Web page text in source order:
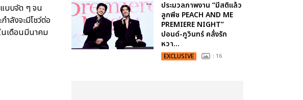
บบจัด ๆ จน
ำลังจะมีโชว์ต่อ
นเดือนมีนาคม
ประมวลภาพงาน “มีสติแล้ว
ลูกพีช PEACH AND ME
PREMIERE NIGHT”
ปอนด์-ภูวินทร์ คลั่งรัก
หวา...
EXCLUSIVE : 16